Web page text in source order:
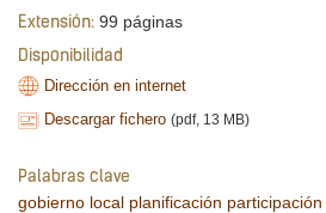
Extensión: 99 páginas
Disponibilidad
Dirección en internet
Descargar fichero (pdf, 13 MB)
Palabras clave
gobierno local planificación participación